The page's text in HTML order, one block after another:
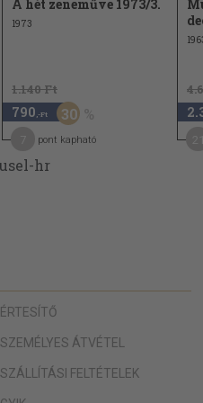
A hét zeneműve 1973/3.
1973
1.140 Ft
790 ,-Ft 30
pont kapható
ÉRTESÍTŐ
SZEMÉLYES ÁTVÉTEL
SZÁLLÍTÁSI FELTÉTELEK